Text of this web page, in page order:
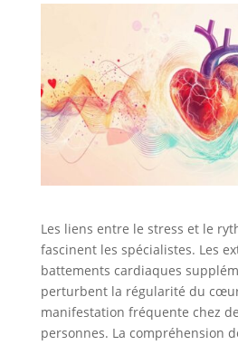
Les liens entre le stress et le
fascinent les spécialistes. Les
battements cardiaques
perturbent la régularité du
manifestation fréquente chez
personnes. La compréhension